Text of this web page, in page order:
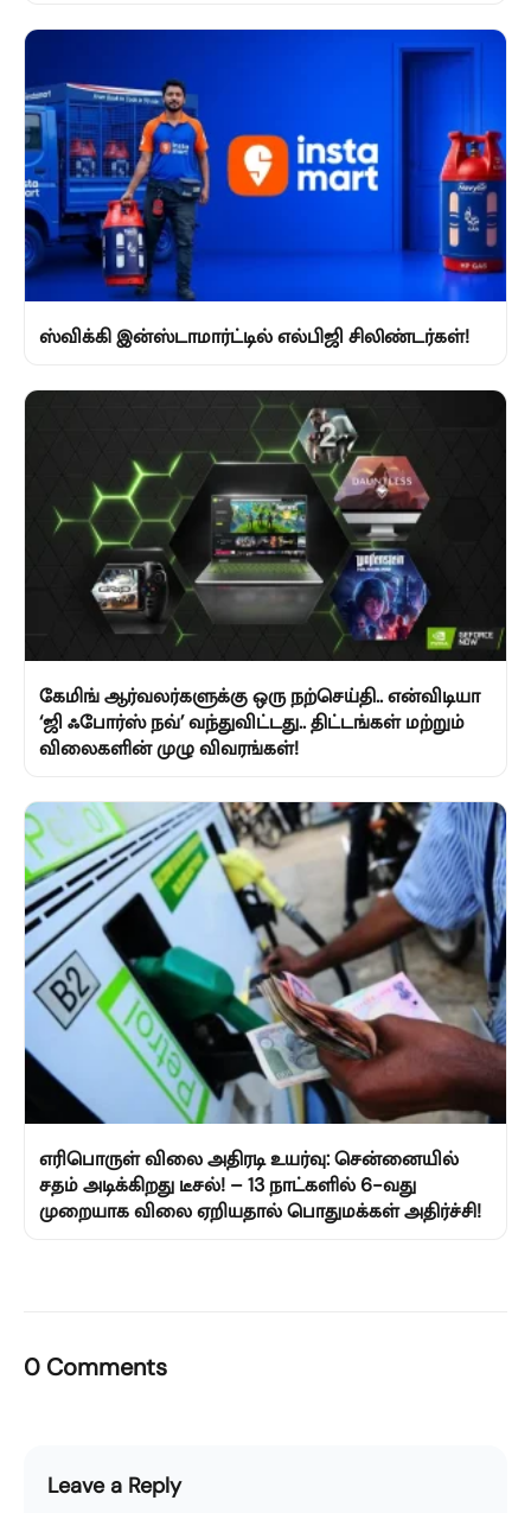
ஸ்விக்கி இன்ஸ்டாமார்ட்டில் எல்பிஜி சிலிண்டர்கள்!
கேமிங் ஆர்வலர்களுக்கு ஒரு நற்செய்தி.. என்விடியா
‘ஜி ஃபோர்ஸ் நவ்’ வந்துவிட்டது.. திட்டங்கள் மற்றும்
விலைகளின் முழு விவரங்கள்!
எரிபொருள் விலை அதிரடி உயர்வு: சென்னையில்
சதம் அடிக்கிறது டீசல்! – 13 நாட்களில் 6-வது
முறையாக விலை ஏறியதால் பொதுமக்கள் அதிர்ச்சி!
0 Comments
Leave a Reply